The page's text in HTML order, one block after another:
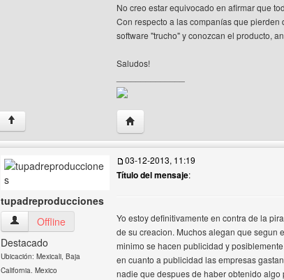
No creo estar equivocado en afirmar que
Con respecto a las companías que
software "trucho" y conozcan el producto,
Saludos!
↑ Visitar sitio web del autor: kilometro6
tupadreproducciones
tupadreproducciones Ver perfil del usuario
Offline
Destacado
Ubicación: Mexicali, Baja
California. Mexico
03-12-2013, 11:19
Título del mensaje:
Yo estoy definitivamente en contra de la
de su creacion. Muchos alegan que segun
minimo se hacen publicidad y
en cuanto a publicidad las empresas
nadie que despues de haber obtenido